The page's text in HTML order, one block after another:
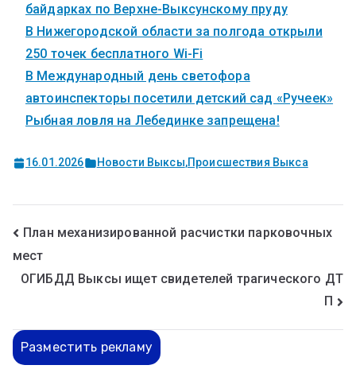
байдарках по Верхне-Выксунскому пруду
В Нижегородской области за полгода открыли
250 точек бесплатного Wi-Fi
В Международный день светофора
автоинспекторы посетили детский сад «Ручеек»
Рыбная ловля на Лебединке запрещена!
16.01.2026 Новости Выксы,Происшествия Выкса
План механизированной расчистки парковочных
мест
ОГИБДД Выксы ищет свидетелей трагического ДТ
П
Разместить рекламу